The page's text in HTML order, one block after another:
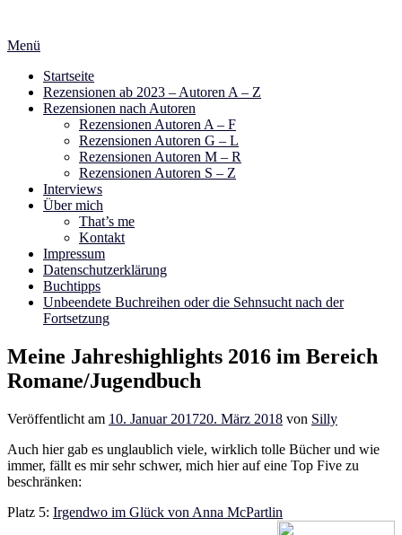
springen
Menü
Startseite
Rezensionen ab 2023 – Autoren A – Z
Rezensionen nach Autoren
Rezensionen Autoren A – F
Rezensionen Autoren G – L
Rezensionen Autoren M – R
Rezensionen Autoren S – Z
Interviews
Über mich
That’s me
Kontakt
Impressum
Datenschutzerklärung
Buchtipps
Unbeendete Buchreihen oder die Sehnsucht nach der
Fortsetzung
Meine Jahreshighlights 2016 im Bereich
Romane/Jugendbuch
Veröffentlicht am 10. Januar 201720. März 2018 von Silly
Auch hier gab es unglaublich viele, wirklich tolle Bücher und wie
immer, fällt es mir sehr schwer, mich hier auf eine Top Five zu
beschränken:
Platz 5: Irgendwo im Glück von Anna McPartlin